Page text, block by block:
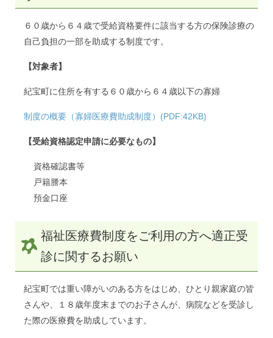
６０歳から６４歳で受給資格要件に該当する方の保険診療の
自己負担の一部を助成する制度です。
【対象者】
紀宝町に住所を有する６０歳から６４歳以下の寡婦
制度の概要（寡婦医療費助成制度）(PDF:42KB)
【受給資格認定申請に必要なもの】
資格確認書等
戸籍謄本
預金口座
福祉医療費制度をご利用の方へ適正受
診に関するお願い
紀宝町では重い障がいのある方をはじめ、ひとり親家庭の皆
さんや、１８歳年度末までのお子さんが、病院などを受診し
た際の医療費を助成しています。